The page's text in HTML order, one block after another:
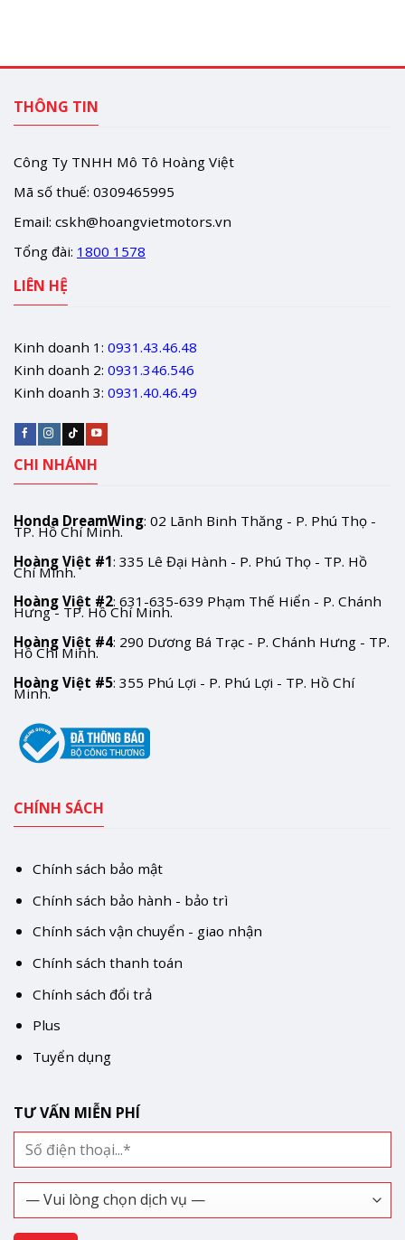
THÔNG TIN
Công Ty TNHH Mô Tô Hoàng Việt
Mã số thuế: 0309465995
Email: cskh@hoangvietmotors.vn
Tổng đài: 1800 1578
LIÊN HỆ
Kinh doanh 1: 0931.43.46.48
Kinh doanh 2: 0931.346.546
Kinh doanh 3: 0931.40.46.49
CHI NHÁNH
Honda DreamWing: 02 Lãnh Binh Thăng - P. Phú Thọ -
TP. Hồ Chí Minh.
Hoàng Việt #1: 335 Lê Đại Hành - P. Phú Thọ - TP. Hồ
Chí Minh.
Hoàng Việt #2: 631-635-639 Phạm Thế Hiển - P. Chánh
Hưng - TP. Hồ Chí Minh.
Hoàng Việt #4: 290 Dương Bá Trạc - P. Chánh Hưng - TP.
Hồ Chí Minh.
Hoàng Việt #5: 355 Phú Lợi - P. Phú Lợi - TP. Hồ Chí
Minh.
CHÍNH SÁCH
Chính sách bảo mật
Chính sách bảo hành - bảo trì
Chính sách vận chuyển - giao nhận
Chính sách thanh toán
Chính sách đổi trả
Plus
Tuyển dụng
TƯ VẤN MIỄN PHÍ